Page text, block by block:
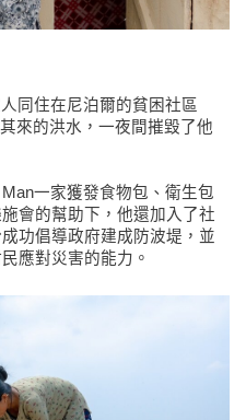
同住在尼泊爾的貧困社區
來的洪水，一夜間摧毀了他
一家獲發食物包、衛生包
會的幫助下，他還加入了社
功倡導政府建成防波堤，並
應對災害的能力。